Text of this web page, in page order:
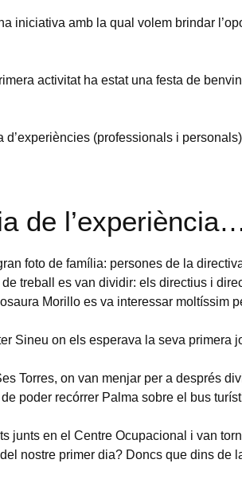
iniciativa amb la qual volem brindar
activitat ha estat una festa de
d’experiències (professionals i
de
foto de família: persones de la
treball es van dividir: els directius i
Morillo es va interessar moltíssim
Sineu on els esperava la seva primera
Torres, on van menjar per a després
poder recórrer Palma sobre el bus
junts en el Centre Ocupacional i van
nostre primer dia? Doncs que dins de